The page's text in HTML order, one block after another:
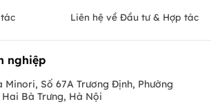
Liên hệ về Đầu tư & Hợp tác
nghiệp
Minori, Số 67A Trương Định, Phường
Bà Trưng, Hà Nội